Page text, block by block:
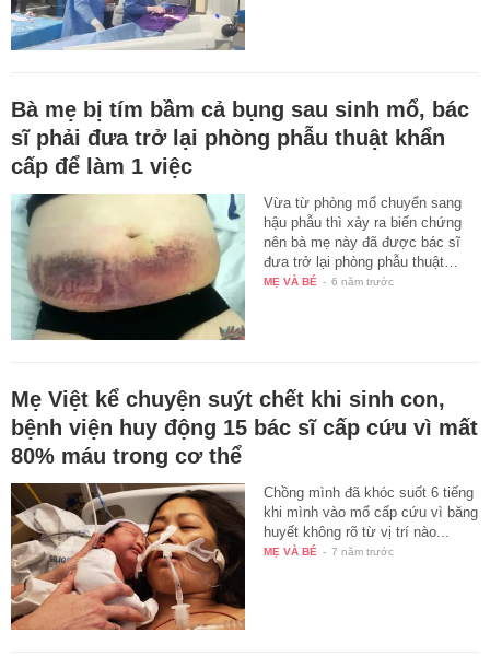
Bà mẹ bị tím bầm cả bụng sau sinh mổ, bác
sĩ phải đưa trở lại phòng phẫu thuật khẩn
cấp để làm 1 việc
Vừa từ phòng mổ chuyển sang
hậu phẫu thì xảy ra biến chứng
nên bà mẹ này đã được bác sĩ
đưa trở lại phòng phẫu thuật…
MẸ VÀ BÉ - 6 năm trước
Mẹ Việt kể chuyện suýt chết khi sinh con,
bệnh viện huy động 15 bác sĩ cấp cứu vì mất
80% máu trong cơ thể
Chồng mình đã khóc suốt 6 tiếng
khi mình vào mổ cấp cứu vì băng
huyết không rõ từ vị trí nào...
MẸ VÀ BÉ - 7 năm trước